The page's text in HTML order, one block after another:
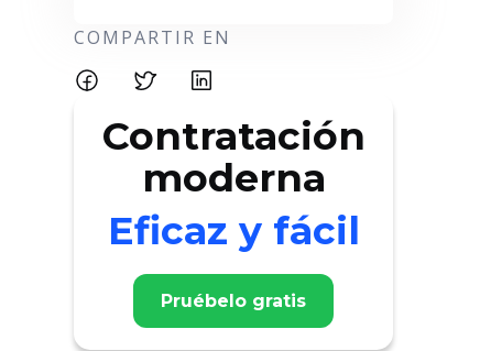
COMPARTIR EN
Contratación
moderna
Eficaz y fácil
Pruébelo gratis